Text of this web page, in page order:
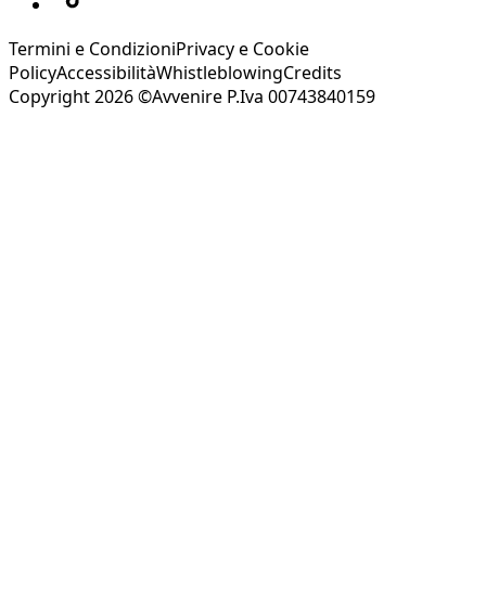
Termini e CondizioniPrivacy e Cookie
PolicyAccessibilitàWhistleblowingCredits
Copyright 2026 ©Avvenire P.Iva 00743840159